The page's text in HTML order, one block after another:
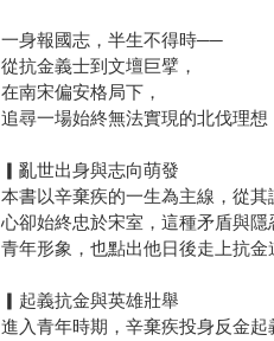
一身報國志，半生不得時──
從抗金義士到文壇巨擘，
在南宋偏安格局下，
追尋一場始終無法實現的北伐理想
▎亂世出身與志向萌發
本書以辛棄疾的一生為主線，從
心卻始終忠於宋室，這種矛盾與
青年形象，也點出他日後走上抗
▎起義抗金與英雄壯舉
進入青年時期，辛棄疾投身反金